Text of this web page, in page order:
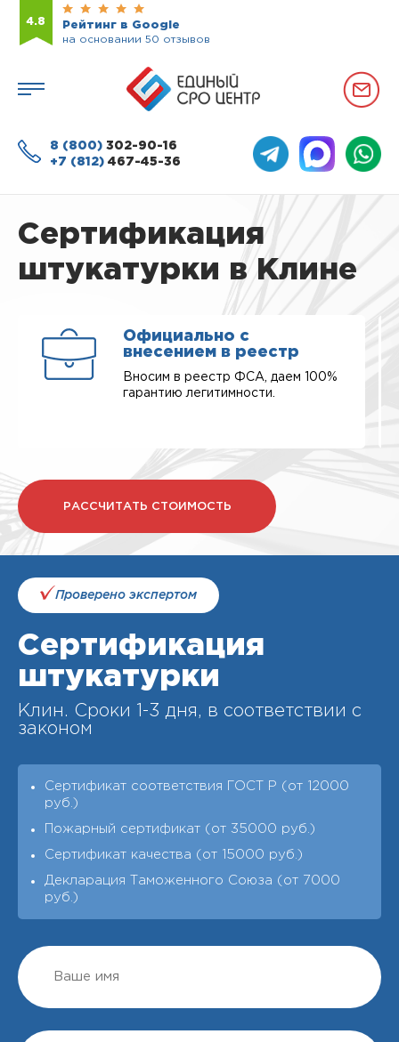
4.8
Рейтинг в Google
на основании 50 отзывов
8 (800) 302-90-16
+7 (812) 467-45-36
Сертификация
штукатурки в Клине
Официально с
внесением в реестр
Вносим в реестр ФСА, даем 100%
гарантию легитимности.
РАССЧИТАТЬ СТОИМОСТЬ
Проверено экспертом
Сертификация
штукатурки
Клин. Cроки 1-3 дня, в соответствии с
законом
Сертификат соответствия ГОСТ Р (от 12000
руб.)
Пожарный сертификат (от 35000 руб.)
Сертификат качества (от 15000 руб.)
Декларация Таможенного Союза (от 7000
руб.)